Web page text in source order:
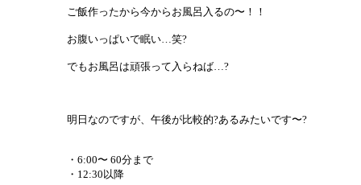
ご飯作ったから今からお風呂入るの〜！！
お腹いっぱいで眠い…笑?
でもお風呂は頑張って入らねば…?
明日なのですが、午後が比較的?あるみたいです〜?
・6:00〜 60分まで
・12:30以降